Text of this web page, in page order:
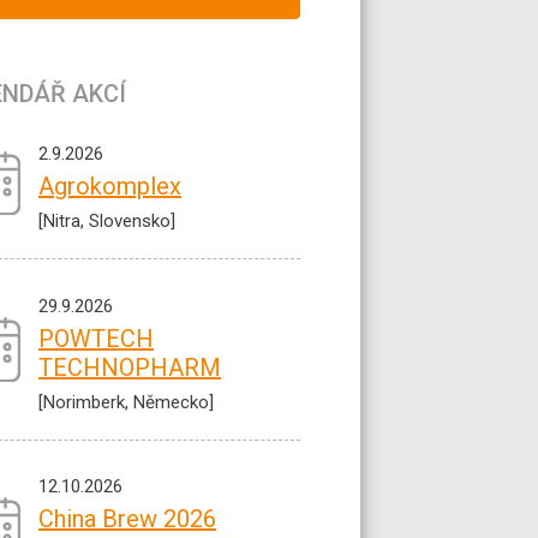
AKCÍ
2.9.2026
Agrokomplex
[Nitra, Slovensko]
29.9.2026
POWTECH
TECHNOPHARM
[Norimberk, Německo]
12.10.2026
China Brew 2026